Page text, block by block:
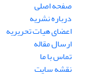
صفحه اصلی
درباره نشریه
اعضای هیات تحریریه
ارسال مقاله
تماس با ما
نقشه سایت